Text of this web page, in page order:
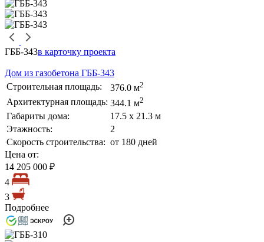
ГББ-343в карточку проекта
Дом из газобетона ГББ-343
Строительная площадь:
376.0 м2
Архитектурная площадь: 344.1 м2
Габариты дома:
17.5 х 21.3 м
Этажность:
2
Скорость строительства: от 180 дней
Цена от:
14 205 000 ₽
4
3
Подробнее